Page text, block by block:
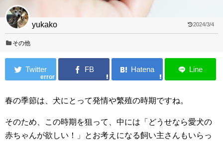
yukako 2024/3/4
その他
error
春の季節は、犬にとって発情や繁殖の時期ですね。
そのため、この時期を狙って、中には「どうせなら愛犬の
赤ちゃんが欲しい！」とお考えになる飼い主さんもいらっ